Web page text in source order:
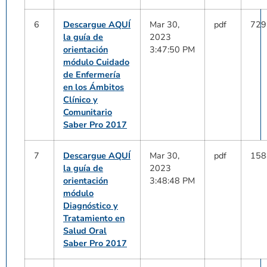
6
Descargue AQUÍ
la guía de
orientación
módulo Cuidado
de Enfermería
en los Ámbitos
Clínico y
Comunitario
Saber Pro 2017
Mar 30,
2023
3:47:50 PM
pdf
7
Descargue AQUÍ
la guía de
orientación
módulo
Diagnóstico y
Tratamiento en
Salud Oral
Saber Pro 2017
Mar 30,
2023
3:48:48 PM
pdf